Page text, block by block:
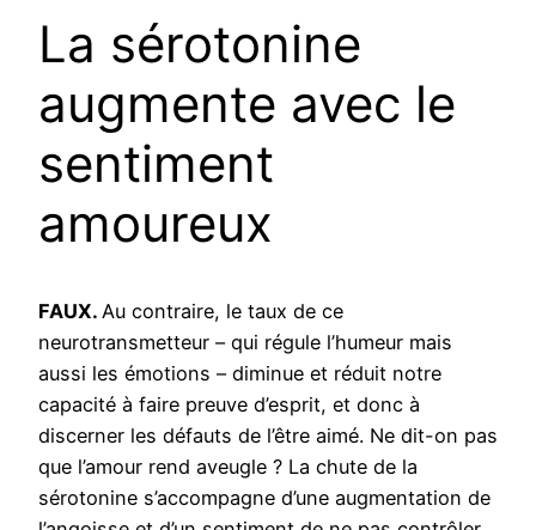
La sérotonine
augmente avec le
sentiment
amoureux
FAUX. Au contraire, le taux de ce
neurotransmetteur – qui régule l’humeur mais
aussi les émotions – diminue et réduit notre
capacité à faire preuve d’esprit, et donc à
discerner les défauts de l’être aimé. Ne dit-on pas
que l’amour rend aveugle ? La chute de la
sérotonine s’accompagne d’une augmentation de